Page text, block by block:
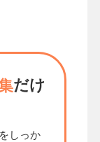
だけ
しっか